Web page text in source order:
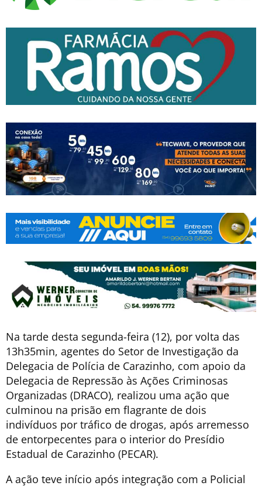
Na tarde desta segunda-feira (12), por volta das
13h35min, agentes do Setor de Investigação da
Delegacia de Polícia de Carazinho, com apoio da
Delegacia de Repressão às Ações Criminosas
Organizadas (DRACO), realizou uma ação que
culminou na prisão em flagrante de dois
indivíduos por tráfico de drogas, após arremesso
de entorpecentes para o interior do Presídio
Estadual de Carazinho (PECAR).
A ação teve início após integração com a Policial